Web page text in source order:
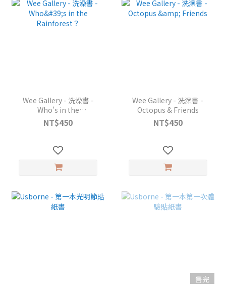
Wee Gallery - 洗澡書 -
Who's in the
Rainforest？
NT$450
Wee Gallery - 洗澡書 -
Octopus & Friends
NT$450
售完